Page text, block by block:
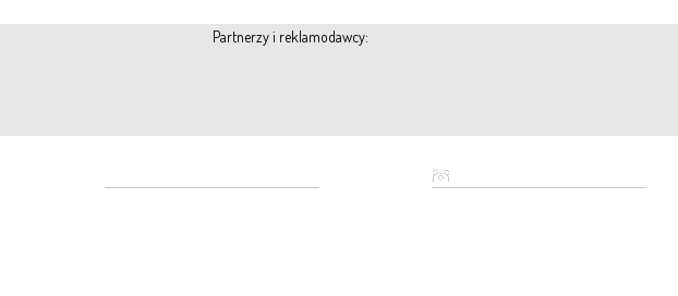
– indywidualne plany żywieniowe dla
młodzieży – poradnictwo żywieniowe w chorobachPartnerzy i reklamodawcy: